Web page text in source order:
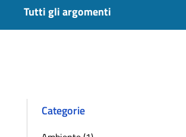
Tutti gli argomenti
Categorie